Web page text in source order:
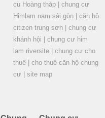
cu Hoàng tháp| chung cư
Himlam nam sài gòn| căn hộ
citizen trung sơn| chung cư
khánh hội
chung cư him
lam riversite| chung cư cho
thuê| cho thuê căn hộ chung
cư| site map